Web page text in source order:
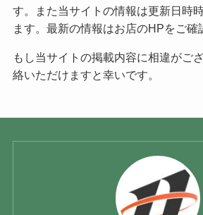
す。また当サイトの情報は更新日時
ます。最新の情報はお店のHPをご確
もし当サイトの掲載内容に相違がご
絡いただけますと幸いです。